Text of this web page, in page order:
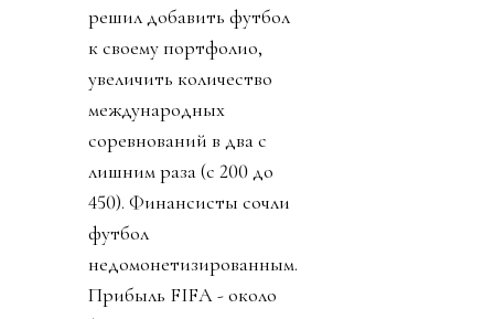
решил добавить футбол
к своему портфолио,
увеличить количество
международных
соревнований в два с
лишним раза (с 200 до
450). Финансисты сочли
футбол
недомонетизированным.
Прибыль FIFA - около